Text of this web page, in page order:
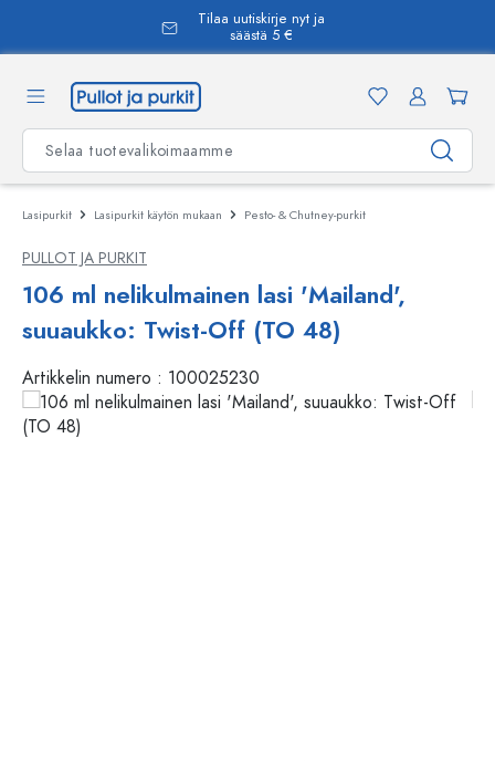
Tilaa uutiskirje nyt ja
säästä 5 €
Lasipurkit Lasipurkit käytön mukaan Pesto- & Chutney-purkit
PULLOT JA PURKIT
106 ml nelikulmainen lasi 'Mailand',
suuaukko: Twist-Off (TO 48)
Artikkelin numero : 100025230